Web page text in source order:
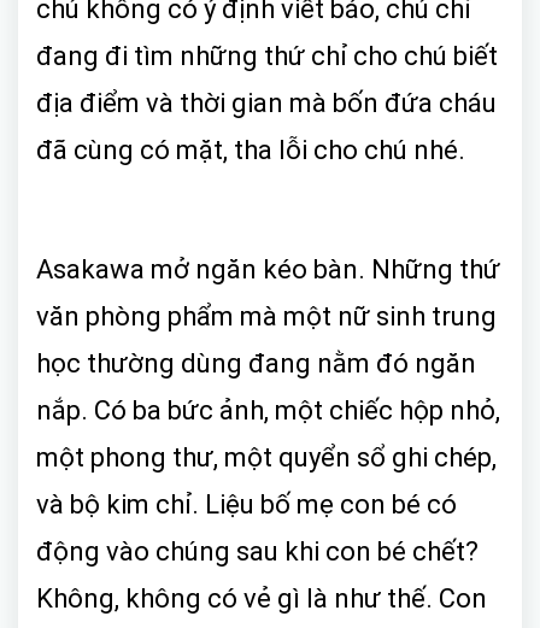
chú không có ý định viết báo, chú chỉ
đang đi tìm những thứ chỉ cho chú biết
địa điểm và thời gian mà bốn đứa cháu
đã cùng có mặt, tha lỗi cho chú nhé.
Asakawa mở ngăn kéo bàn. Những thứ
văn phòng phẩm mà một nữ sinh trung
học thường dùng đang nằm đó ngăn
nắp. Có ba bức ảnh, một chiếc hộp nhỏ,
một phong thư, một quyển sổ ghi chép,
và bộ kim chỉ. Liệu bố mẹ con bé có
động vào chúng sau khi con bé chết?
Không, không có vẻ gì là như thế. Con